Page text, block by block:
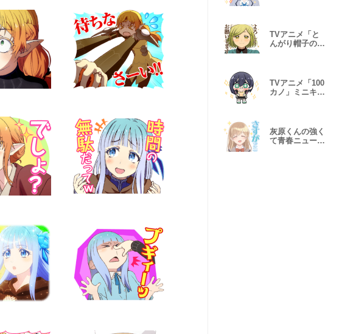
TVアニメ「と
んがり帽子のア
TVアニメ「100
カノ」ミニキャ
灰原くんの強く
て青春ニューゲ